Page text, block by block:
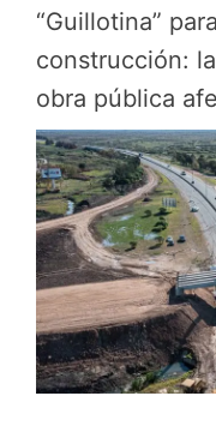
“Guillotina”
construcción:
obra pública